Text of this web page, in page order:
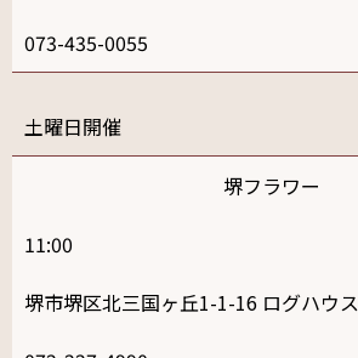
073-435-0055
土
堺フラワー
11:00
堺市堺区北三国ヶ丘1-1-16 ログハウス